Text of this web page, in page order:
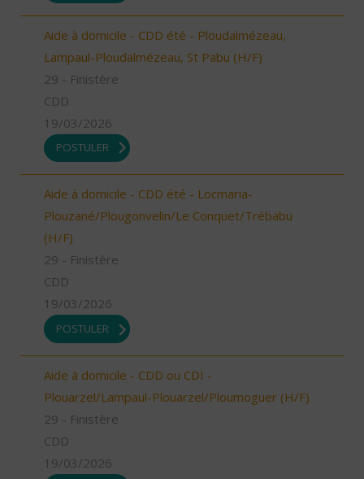
Aide à domicile - CDD été - Ploudalmézeau,
Lampaul-Ploudalmézeau, St Pabu (H/F)
29 - Finistère
CDD
19/03/2026
POSTULER
Aide à domicile - CDD été - Locmaria-
Plouzané/Plougonvelin/Le Conquet/Trébabu
(H/F)
29 - Finistère
CDD
19/03/2026
POSTULER
Aide à domicile - CDD ou CDI -
Plouarzel/Lampaul-Plouarzel/Ploumoguer (H/F)
29 - Finistère
CDD
19/03/2026